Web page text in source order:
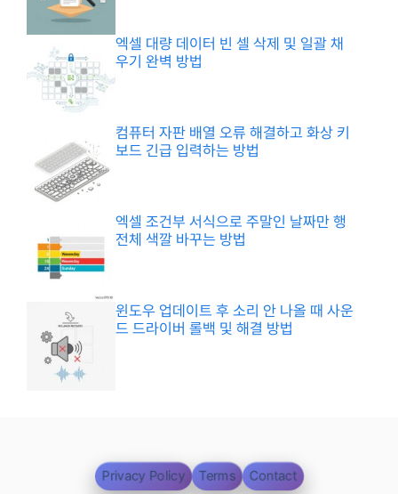
엑셀 대량 데이터 빈 셀 삭제 및 일괄 채
우기 완벽 방법
컴퓨터 자판 배열 오류 해결하고 화상 키
보드 긴급 입력하는 방법
엑셀 조건부 서식으로 주말인 날짜만 행
전체 색깔 바꾸는 방법
윈도우 업데이트 후 소리 안 나올 때 사운
드 드라이버 롤백 및 해결 방법
Privacy Policy Terms Contact